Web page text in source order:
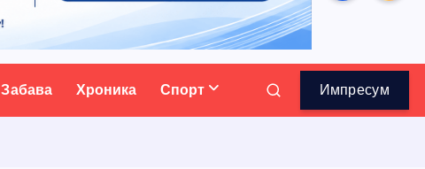
Забава Хроника Спорт Импресум